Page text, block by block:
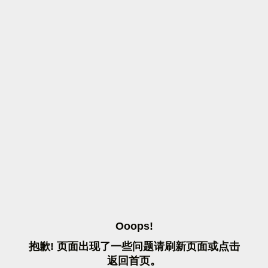
OOOPS!
抱歉! 页面出现了一些问题请刷 新页面或点击
返 回首页。